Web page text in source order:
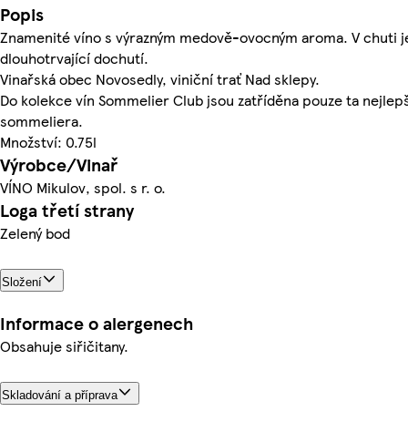
Popis
Znamenité víno s výrazným medově-ovocným aroma. V chuti
dlouhotrvající dochutí.
Vinařská obec Novosedly, viniční trať Nad sklepy.
Do kolekce vín Sommelier Club jsou zatříděna pouze ta
sommeliera.
Množství: 0.75l
Výrobce/Vinař
VÍNO Mikulov, spol. s r. o.
Loga třetí strany
Zelený bod
Složení
Informace o alergenech
Obsahuje siřičitany.
Skladování a příprava